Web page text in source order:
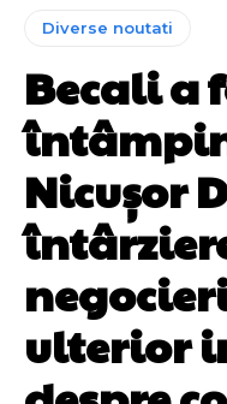
Diverse noutati
Becali a
Nicușor
ulterior